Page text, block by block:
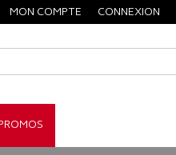
MON COMPTE CONNEXION